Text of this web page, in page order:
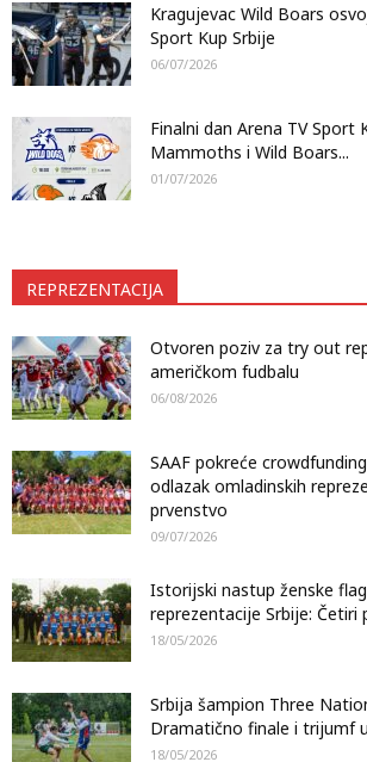
Kragujevac Wild Boars
Sport Kup Srbije
06/07/2026
Finalni dan Arena TV Sport
Mammoths i Wild Boars...
01/07/2026
REPREZENTACIJA
Otvoren poziv za try out
američkom fudbalu
06/08/2026
SAAF pokreće
odlazak omladinskih
prvenstvo
09/07/2026
Istorijski nastup ženske
reprezentacije Srbije: Četiri
18/05/2026
Srbija šampion Three
Dramatično finale i trijumf
18/05/2026